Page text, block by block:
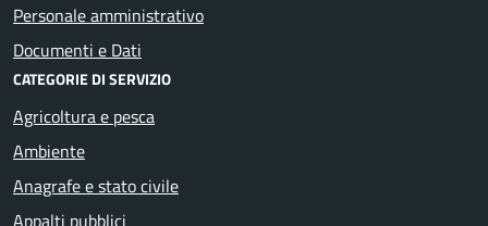
Personale amministrativo
Documenti e Dati
CATEGORIE DI SERVIZIO
Agricoltura e pesca
Ambiente
Anagrafe e stato civile
Appalti pubblici